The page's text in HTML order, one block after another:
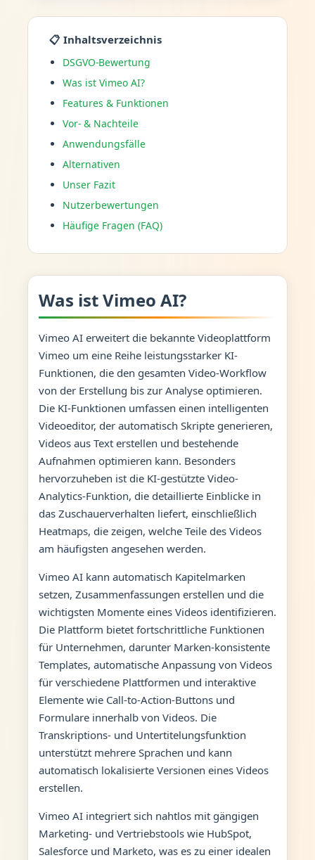
📋 Inhaltsverzeichnis
DSGVO-Bewertung
Was ist Vimeo AI?
Features & Funktionen
Vor- & Nachteile
Anwendungsfälle
Alternativen
Unser Fazit
Nutzerbewertungen
Häufige Fragen (FAQ)
Was ist Vimeo AI?
Vimeo AI erweitert die bekannte Videoplattform
Vimeo um eine Reihe leistungsstarker KI-
Funktionen, die den gesamten Video-Workflow
von der Erstellung bis zur Analyse optimieren.
Die KI-Funktionen umfassen einen intelligenten
Videoeditor, der automatisch Skripte generieren,
Videos aus Text erstellen und bestehende
Aufnahmen optimieren kann. Besonders
hervorzuheben ist die KI-gestützte Video-
Analytics-Funktion, die detaillierte Einblicke in
das Zuschauerverhalten liefert, einschließlich
Heatmaps, die zeigen, welche Teile des Videos
am häufigsten angesehen werden.
Vimeo AI kann automatisch Kapitelmarken
setzen, Zusammenfassungen erstellen und die
wichtigsten Momente eines Videos identifizieren.
Die Plattform bietet fortschrittliche Funktionen
für Unternehmen, darunter Marken-konsistente
Templates, automatische Anpassung von Videos
für verschiedene Plattformen und interaktive
Elemente wie Call-to-Action-Buttons und
Formulare innerhalb von Videos. Die
Transkriptions- und Untertitelungsfunktion
unterstützt mehrere Sprachen und kann
automatisch lokalisierte Versionen eines Videos
erstellen.
Vimeo AI integriert sich nahtlos mit gängigen
Marketing- und Vertriebstools wie HubSpot,
Salesforce und Marketo, was es zu einer idealen